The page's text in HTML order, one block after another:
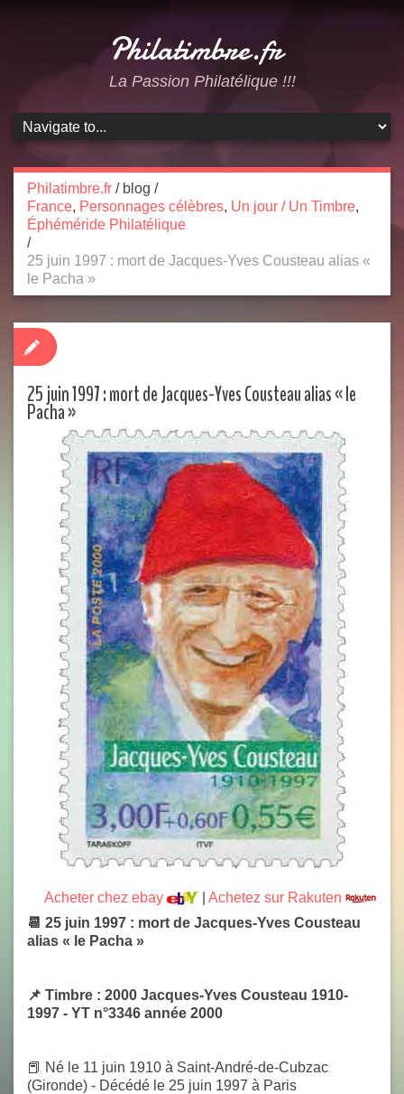
Philatimbre.fr
La Passion Philatélique !!!
Philatimbre.fr /blog /
France, Personnages célèbres, Un jour / Un Timbre,
Éphéméride Philatélique
/
25 juin 1997 : mort de Jacques-Yves Cousteau alias «
le Pacha »
25 juin 1997 : mort de Jacques-Yves Cousteau alias « le
Pacha »
Acheter chez ebay
Achetez sur Rakuten
📆 25 juin 1997 : mort de Jacques-Yves Cousteau
alias « le Pacha »
📌 Timbre : 2000 Jacques-Yves Cousteau 1910-
1997 - YT n°3346 année 2000
📕 Né le 11 juin 1910 à Saint-André-de-Cubzac
(Gironde) - Décédé le 25 juin 1997 à Paris